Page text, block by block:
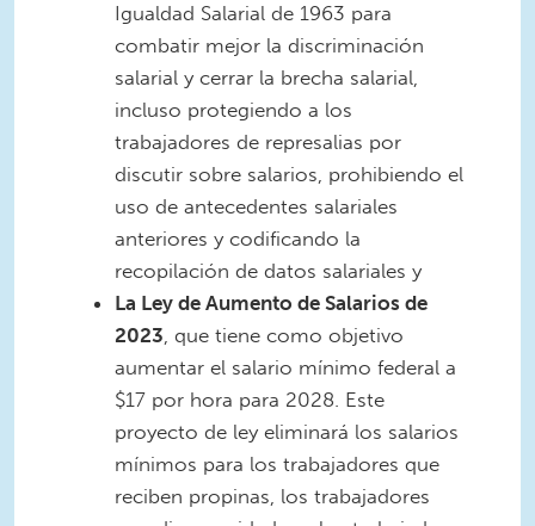
Igualdad Salarial de 1963 para
combatir mejor la discriminación
salarial y cerrar la brecha salarial,
incluso protegiendo a los
trabajadores de represalias por
discutir sobre salarios, prohibiendo el
uso de antecedentes salariales
anteriores y codificando la
recopilación de datos salariales y
La Ley de Aumento de Salarios de
2023, que tiene como objetivo
aumentar el salario mínimo federal a
$17 por hora para 2028. Este
proyecto de ley eliminará los salarios
mínimos para los trabajadores que
reciben propinas, los trabajadores